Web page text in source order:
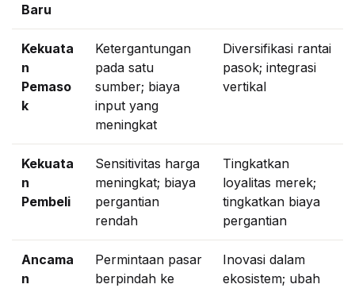
Baru
Kekuata
n
Pemaso
k
Ketergantungan
pada satu
sumber; biaya
input yang
meningkat
Diversifikasi rantai
pasok; integrasi
vertikal
Kekuata
n
Pembeli
Sensitivitas harga
meningkat; biaya
pergantian
rendah
Tingkatkan
loyalitas merek;
tingkatkan biaya
pergantian
Ancama
n
Permintaan pasar
berpindah ke
Inovasi dalam
ekosistem; ubah